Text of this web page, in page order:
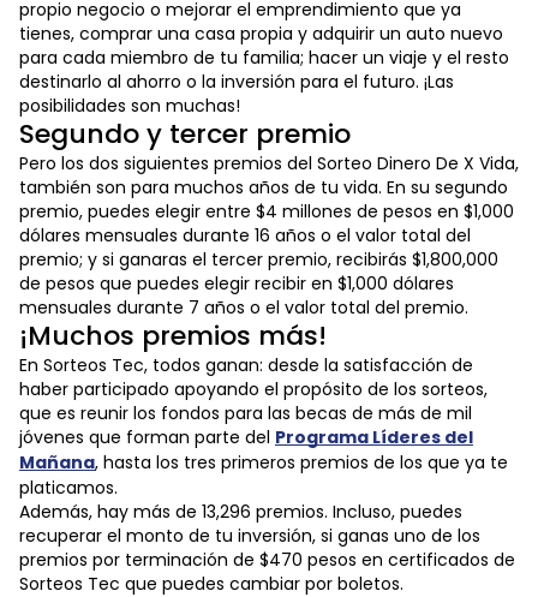
propio negocio o mejorar el emprendimiento que ya
tienes, comprar una casa propia y adquirir un auto nuevo
para cada miembro de tu familia; hacer un viaje y el resto
destinarlo al ahorro o la inversión para el futuro. ¡Las
posibilidades son muchas!
Segundo y tercer premio
Pero los dos siguientes premios del Sorteo Dinero De X Vida,
también son para muchos años de tu vida. En su segundo
premio, puedes elegir entre $4 millones de pesos en $1,000
dólares mensuales durante 16 años o el valor total del
premio; y si ganaras el tercer premio, recibirás $1,800,000
de pesos que puedes elegir recibir en $1,000 dólares
mensuales durante 7 años o el valor total del premio.
¡Muchos premios más!
En Sorteos Tec, todos ganan: desde la satisfacción de
haber participado apoyando el propósito de los sorteos,
que es reunir los fondos para las becas de más de mil
jóvenes que forman parte del Programa Líderes del
Mañana, hasta los tres primeros premios de los que ya te
platicamos.
Además, hay más de 13,296 premios. Incluso, puedes
recuperar el monto de tu inversión, si ganas uno de los
premios por terminación de $470 pesos en certificados de
Sorteos Tec que puedes cambiar por boletos.